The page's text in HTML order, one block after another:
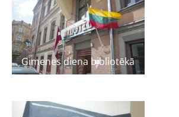
Ģimenes diena bibliotēkā